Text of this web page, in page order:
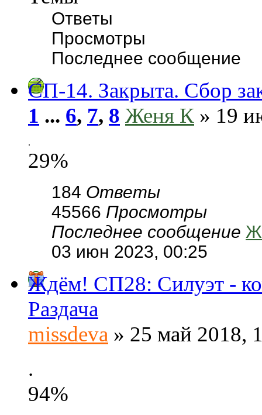
Ответы
Просмотры
Последнее сообщение
СП-14. Закрыта. Сбор
1 ... 6, 7, 8 Женя К » 19
.
29%
184 Ответы
45566 Просмотры
Последнее сообщение
03 июн 2023, 00:25
Ждём! СП28: Силуэт -
Раздача
missdeva » 25 май 2018,
.
94%